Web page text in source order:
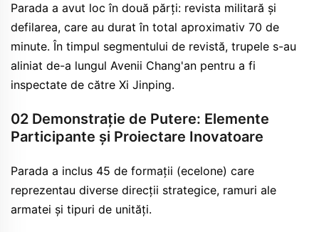
Parada a avut loc în două părți: revista militară și
defilarea, care au durat în total aproximativ 70 de
minute. În timpul segmentului de revistă, trupele s-au
aliniat de-a lungul Avenii Chang'an pentru a fi
inspectate de către Xi Jinping.
02 Demonstrație de Putere: Elemente
Participante și Proiectare Inovatoare
Parada a inclus 45 de formații (ecelone) care
reprezentau diverse direcții strategice, ramuri ale
armatei și tipuri de unități.